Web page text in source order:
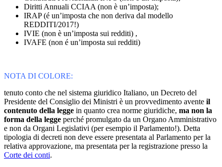
Diritti Annuali CCIAA (non è un’imposta);
IRAP (é un’imposta che non deriva dal modello
REDDITI/2017!)
IVIE (non è un’imposta sui redditi) ,
IVAFE (non é un’imposta sui redditi)
NOTA DI COLORE:
tenuto conto che nel sistema giuridico Italiano, un Decreto del
Presidente del Consiglio dei Ministri è un provvedimento avente il
contenuto della legge in quanto crea norme giuridiche, ma non la
forma della legge perché promulgato da un Organo Amministrativo
e non da Organi Legislativi (per esempio il Parlamento!). Detta
tipologia di decreti non deve essere presentata al Parlamento per la
relativa approvazione, ma presentata per la registrazione presso la
Corte dei conti.